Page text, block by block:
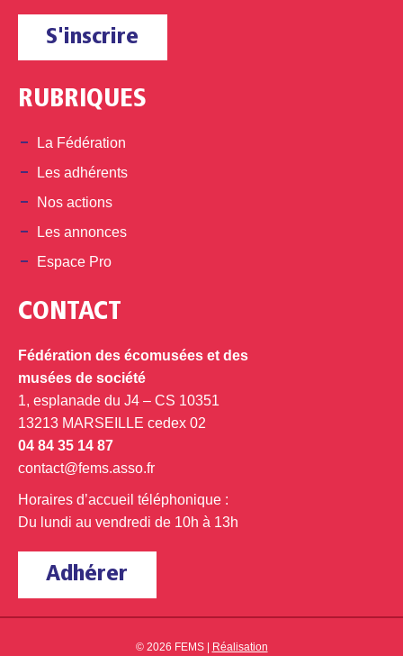
S'inscrire
RUBRIQUES
La Fédération
Les adhérents
Nos actions
Les annonces
Espace Pro
CONTACT
Fédération des écomusées et des
musées de société
1, esplanade du J4 – CS 10351
13213 MARSEILLE cedex 02
04 84 35 14 87
contact@fems.asso.fr
Horaires d’accueil téléphonique :
Du lundi au vendredi de 10h à 13h
Adhérer
© 2026 FEMS | Réalisation